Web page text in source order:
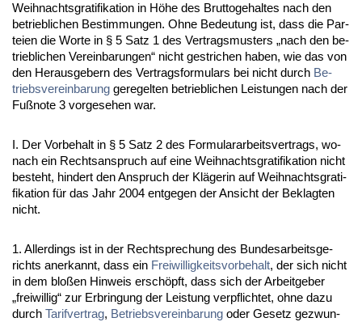
Weih­nachts­gra­ti­fi­ka­ti­on in Höhe des Brut­to­ge­hal­tes nach den
be­trieb­li­chen Be­stim­mun­gen. Oh­ne Be­deu­tung ist, dass die Par­
tei­en die Wor­te in § 5 Satz 1 des Ver­trags­mus­ters „nach den be­
trieb­li­chen Ver­ein­ba­run­gen“ nicht ge­stri­chen ha­ben, wie das von
den Her­aus­ge­bern des Ver­trags­for­mu­lars bei nicht durch Be­
triebs­ver­ein­ba­rung ge­re­gel­ten be­trieb­li­chen Leis­tun­gen nach der
Fußno­te 3 vor­ge­se­hen war.
I. Der Vor­be­halt in § 5 Satz 2 des For­mu­lar­ar­beits­ver­trags, wo­
nach ein Rechts­an­spruch auf ei­ne Weih­nachts­gra­ti­fi­ka­ti­on nicht
be­steht, hin­dert den An­spruch der Kläge­rin auf Weih­nachts­gra­ti­
fi­ka­ti­on für das Jahr 2004 ent­ge­gen der An­sicht der Be­klag­ten
nicht.
1. Al­ler­dings ist in der Recht­spre­chung des Bun­des­ar­beits­ge­
richts an­er­kannt, dass ein Frei­wil­lig­keits­vor­be­halt, der sich nicht
in dem bloßen Hin­weis erschöpft, dass sich der Ar­beit­ge­ber
„frei­wil­lig“ zur Er­brin­gung der Leis­tung ver­pflich­tet, oh­ne da­zu
durch Ta­rif­ver­trag, Be­triebs­ver­ein­ba­rung oder Ge­setz ge­zwun­